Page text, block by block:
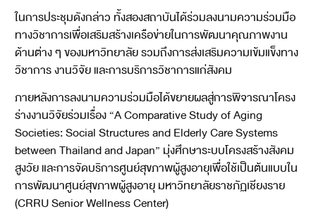
ในการประชุมดังกล่าว ทั้งสองสถาบันได้ร่วมลงนามความร่วมมือ
ทางวิชาการเพื่อเสริมสร้างเครือข่ายในการพัฒนาคุณภาพงาน
ด้านต่าง ๆ ของมหาวิทยาลัย รวมถึงการส่งเสริมความเข้มแข็งทาง
วิชาการ งานวิจัย และการบริการวิชาการแก่สังคม
ภายหลังการลงนามความร่วมมือได้ขยายผลสู่การพิจารณาโครง
ร่างงานวิจัยร่วมเรื่อง “A Comparative Study of Aging
Societies: Social Structures and Elderly Care Systems
between Thailand and Japan” มุ่งศึกษาระบบโครงสร้างสังคม
สูงวัย และการจัดบริการศูนย์สุขภาพผู้สูงอายุเพื่อใช้เป็นต้นแบบใน
การพัฒนาศูนย์สุขภาพผู้สูงอายุ มหาวิทยาลัยราชภัฏเชียงราย
(CRRU Senior Wellness Center)